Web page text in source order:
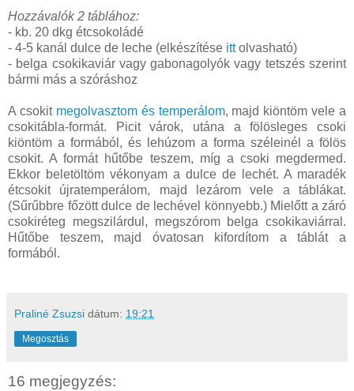
Hozzávalók 2 táblához:
- kb. 20 dkg étcsokoládé
- 4-5 kanál dulce de leche (elkészítése ittolvasható)
- belga csokikaviár vagy gabonagolyók vagy tetszés szerint
bármi más a szóráshoz
A csokit megolvasztom és temperálom, majd kiöntöm vele a
csokitábla-formát. Picit várok, utána a fölösleges csoki
kiöntöm a formából, és lehúzom a forma széleinél a fölös
csokit. A formát hűtőbe teszem, míg a csoki megdermed.
Ekkor beletöltöm vékonyam a dulce de lechét. A maradék
étcsokit újratemperálom, majd lezárom vele a táblákat.
(Sűrűbbre főzött dulce de lechével könnyebb.) Mielőtt a záró
csokiréteg megszilárdul, megszórom belga csokikaviárral.
Hűtőbe teszem, majd óvatosan kifordítom a táblát a
formából.
Praliné Zsuzsi dátum: 19:21
Megosztás
16 megjegyzés: